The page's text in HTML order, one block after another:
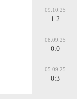
09.10.25
1:2
08.09.25
0:0
05.09.25
0:3